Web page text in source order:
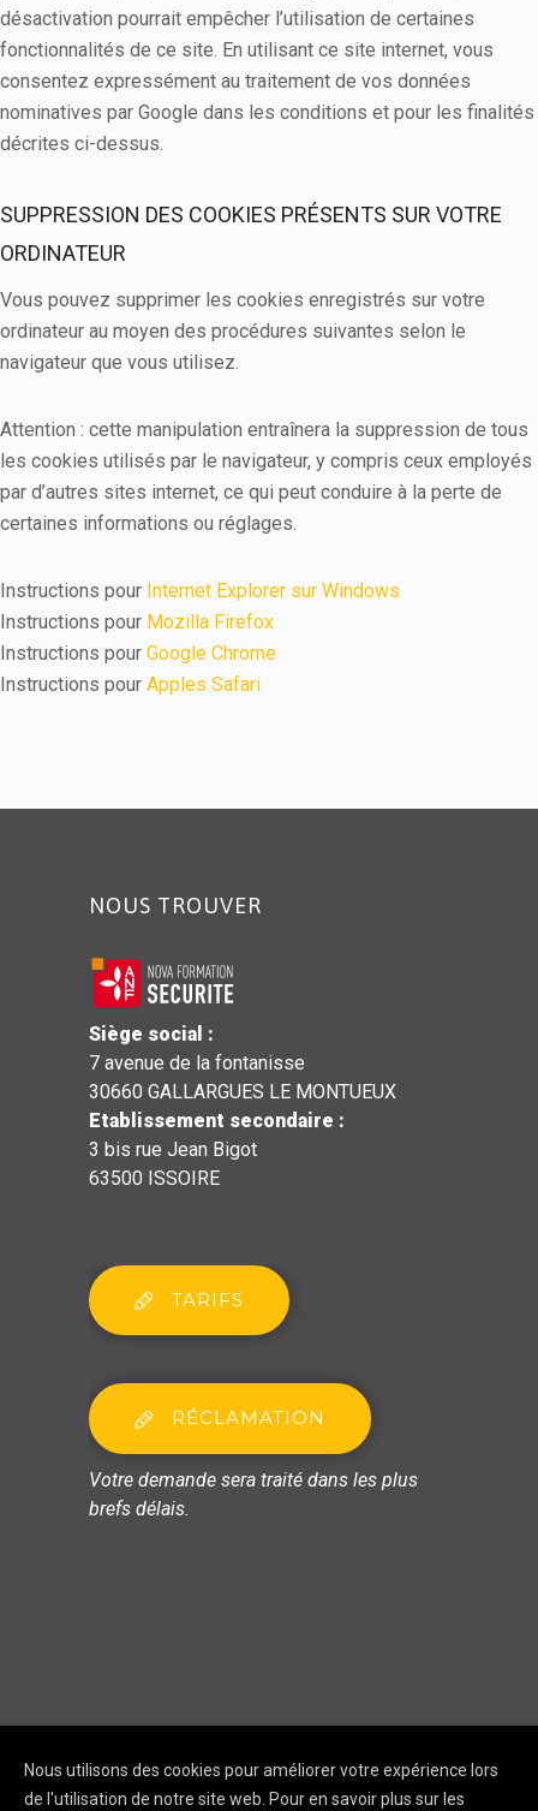
désactivation pourrait empêcher l’utilisation de certaines
fonctionnalités de ce site. En utilisant ce site internet, vous
consentez expressément au traitement de vos données
nominatives par Google dans les conditions et pour les finalités
décrites ci-dessus.
SUPPRESSION DES COOKIES PRÉSENTS SUR VOTRE
ORDINATEUR
Vous pouvez supprimer les cookies enregistrés sur votre
ordinateur au moyen des procédures suivantes selon le
navigateur que vous utilisez.
Attention : cette manipulation entraînera la suppression de tous
les cookies utilisés par le navigateur, y compris ceux employés
par d’autres sites internet, ce qui peut conduire à la perte de
certaines informations ou réglages.
Instructions pour Internet Explorer sur Windows
Instructions pour Mozilla Firefox
Instructions pour Google Chrome
Instructions pour Apples Safari
NOUS TROUVER
Siège social :
7 avenue de la fontanisse
30660 GALLARGUES LE MONTUEUX
Etablissement secondaire :
3 bis rue Jean Bigot
63500 ISSOIRE
TARIFS
RÉCLAMATION
Votre demande sera traité dans les plus
brefs délais.
Copyright © Nova
Formation 2020. Tous droits
Nous utilisons des cookies pour améliorer votre expérience lors
de l'utilisation de notre site web. Pour en savoir plus sur les